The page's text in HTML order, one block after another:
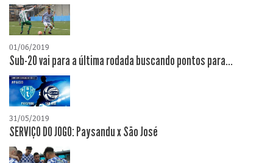
01/06/2019
Sub-20 vai para a última rodada buscando pontos para...
31/05/2019
SERVIÇO DO JOGO: Paysandu x São José